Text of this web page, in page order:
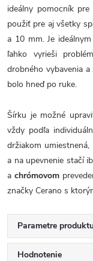
ideálny pomocník
použiť pre aj všetky
a 10 mm. Je
ľahko vyrieši
drobného vybavenia
bolo hneď po ruke.
Šírku je možné
vždy podľa
držiakom
a na upevnenie stačí
a chrómovom
značky Cerano s
Parametre
Hodnotenie